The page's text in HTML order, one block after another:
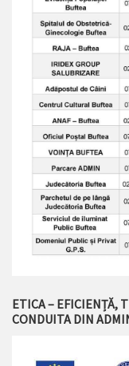
ETICA – EFICIENȚĂ,
CONDUITA DIN